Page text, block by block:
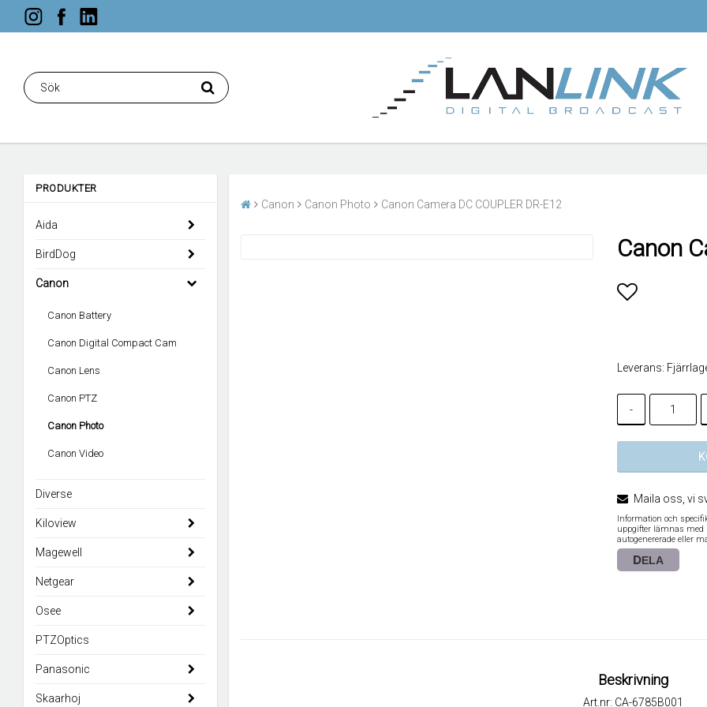
PRODUKTER
Aida
BirdDog
Canon
Canon Battery
Canon Digital Compact Cam
Canon Lens
Canon PTZ
Canon Photo
Canon Video
Diverse
Kiloview
Magewell
Netgear
Osee
PTZOptics
Panasonic
Skaarhoj
Canon Canon Photo Canon Camera DC COUPLER DR-E12
Canon
Leverans:
-
Maila oss, vi
Information och
uppgifter lämnas med
autogenererade eller
DELA
Beskrivning
Art.nr: CA-6785B001